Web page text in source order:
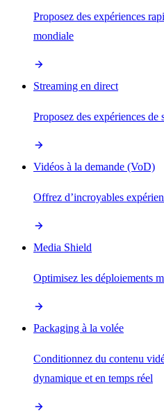
Proposez des expériences
mondiale
Streaming en direct
Proposez des expériences
Vidéos à la demande (VoD)
Offrez d’incroyables
Media Shield
Optimisez les déploiements
Packaging à la volée
Conditionnez du contenu
dynamique et en temps réel